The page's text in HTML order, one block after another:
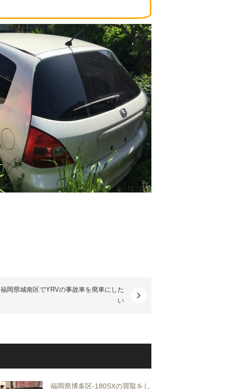
福岡県城南区でYRVの事故車を廃車にした
い
福岡県博多区-180SXの買取をし